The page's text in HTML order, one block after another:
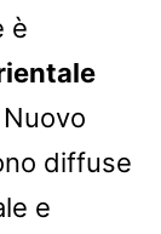
è
diffuse
e